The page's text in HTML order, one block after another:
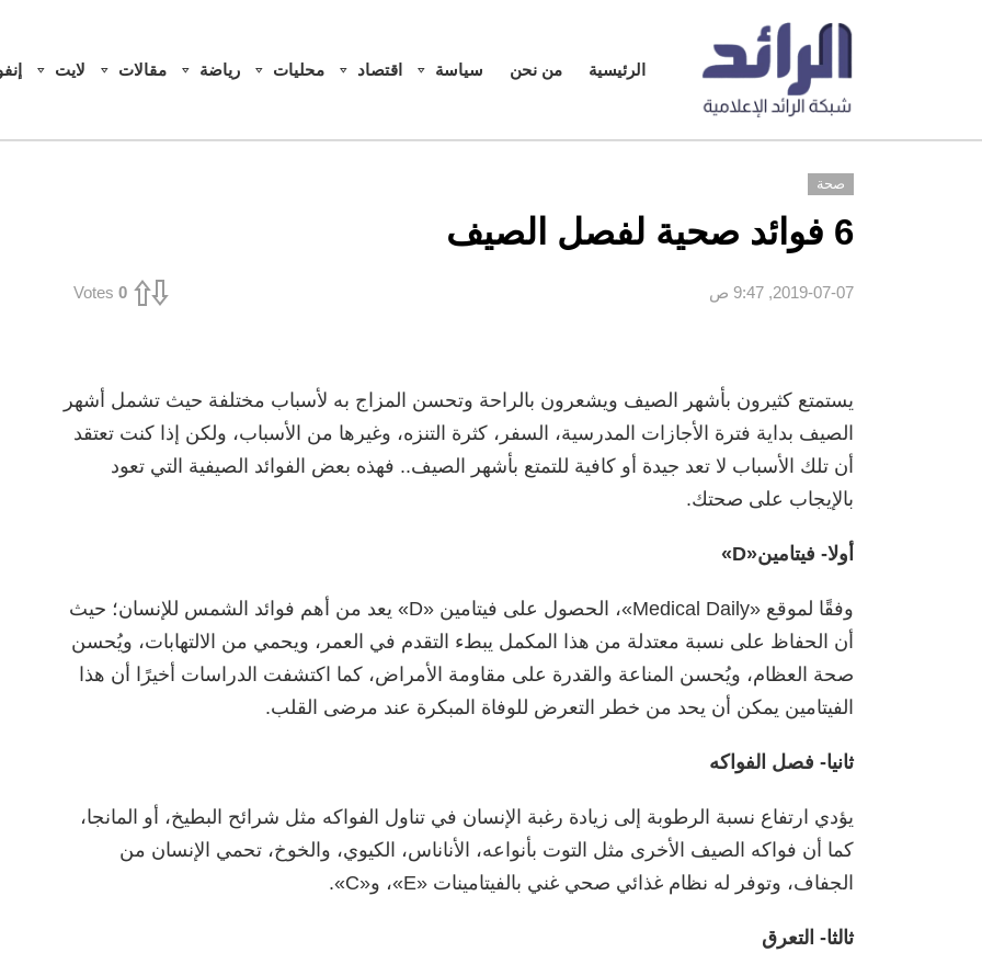
الرئيسية من نحن سياسة اقتصاد محليات رياضة مقالات لايت
صحة
6 فوائد صحية لفصل الصيف
2019-07-07, 9:47 ص 0
Votes
يستمتع كثيرون بأشهر الصيف ويشعرون بالراحة وتحسن المزاج به لأسباب مختلفة حيث تشمل أشهر
الصيف بداية فترة الأجازات المدرسية، السفر، كثرة التنزه، وغيرها من الأسباب، ولكن إذا كنت تعتقد
أن تلك الأسباب لا تعد جيدة أو كافية للتمتع بأشهر الصيف.. فهذه بعض الفوائد الصيفية التي تعود
بالإيجاب على صحتك.
أولا- فيتامين«D»
وفقًا لموقع «Medical Daily»، الحصول على فيتامين «D» يعد من أهم فوائد الشمس للإنسان؛ حيث
أن الحفاظ على نسبة معتدلة من هذا المكمل يبطء التقدم في العمر، ويحمي من الالتهابات، ويُحسن
صحة العظام، ويُحسن المناعة والقدرة على مقاومة الأمراض، كما اكتشفت الدراسات أخيرًا أن هذا
الفيتامين يمكن أن يحد من خطر التعرض للوفاة المبكرة عند مرضى القلب.
ثانيا- فصل الفواكه
يؤدي ارتفاع نسبة الرطوبة إلى زيادة رغبة الإنسان في تناول الفواكه مثل شرائح البطيخ، أو المانجا،
كما أن فواكه الصيف الأخرى مثل التوت بأنواعه، الأناناس، الكيوي، والخوخ، تحمي الإنسان من
الجفاف، وتوفر له نظام غذائي صحي غني بالفيتامينات «E»، و«C».
ثالثا- التعرق